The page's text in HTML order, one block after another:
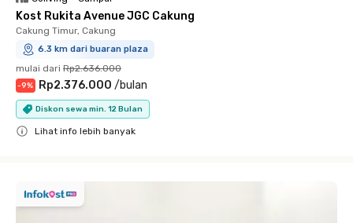
Kost Rukita Avenue JGC Cakung
Cakung Timur, Cakung
6.3 km dari buaran plaza
mulai dari Rp2.636.000
-9% Rp2.376.000 /bulan
Diskon sewa min. 12 Bulan
Lihat info lebih banyak